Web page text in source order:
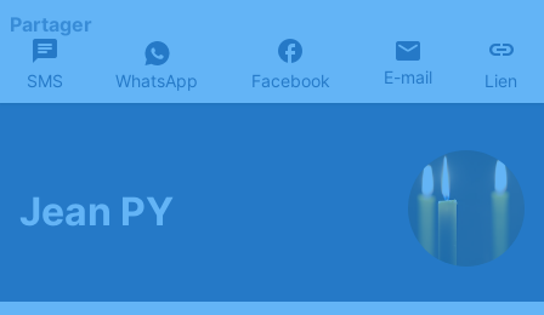
Partager
SMS WhatsApp Facebook E-mail Lien
Jean PY